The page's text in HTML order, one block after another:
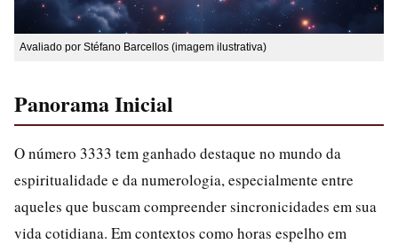
Avaliado por Stéfano Barcellos (imagem ilustrativa)
Panorama Inicial
O número 3333 tem ganhado destaque no mundo da
espiritualidade e da numerologia, especialmente entre
aqueles que buscam compreender sincronicidades em sua
vida cotidiana. Em contextos como horas espelho em